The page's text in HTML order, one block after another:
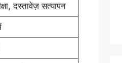
दस्तावेज़ सत्यापन